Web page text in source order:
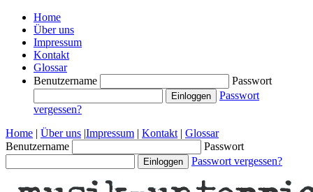
Home
Über uns
Impressum
Kontakt
Glossar
Benutzername
Passwort
Passwort
vergessen?
Home | Über uns |Impressum | Kontakt | Glossar
Benutzername
Passwort
Passwort vergessen?